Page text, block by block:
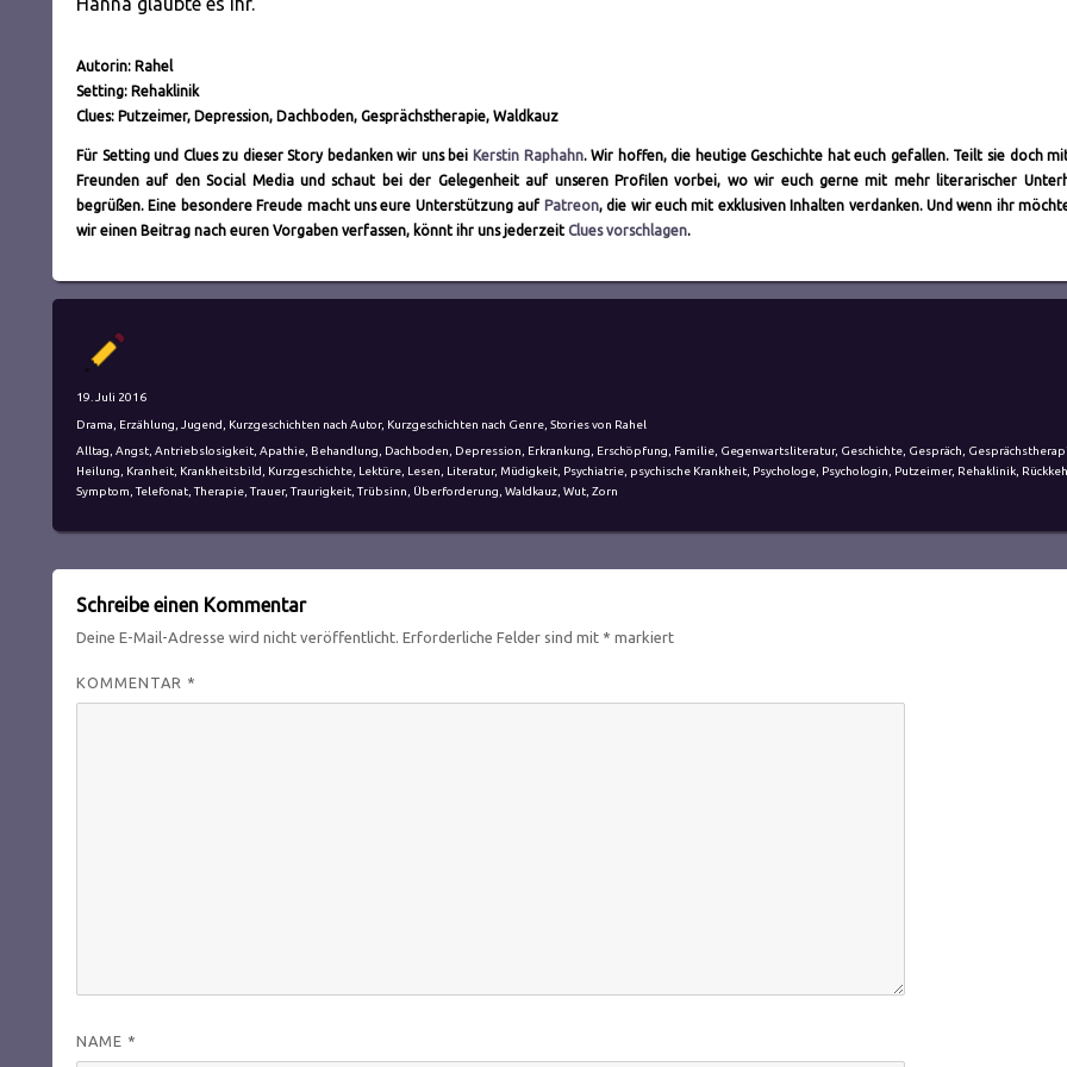
Autorin: Rahel
Setting: Rehaklinik
Clues: Putzeimer, Depression, Dachboden, Gesprächstherapie, Waldkauz
Für Setting und Clues zu dieser Story bedanken wir uns bei Kerstin Raphahn. Wir hoffen, die heutige Geschichte hat euch gefallen. Teilt sie doch
Freunden auf den Social Media und schaut bei der Gelegenheit auf unseren Profilen vorbei, wo wir euch gerne mit mehr literarischer
begrüßen. Eine besondere Freude macht uns eure Unterstützung auf Patreon, die wir euch mit exklusiven Inhalten verdanken. Und wenn ihr
wir einen Beitrag nach euren Vorgaben verfassen, könnt ihr uns jederzeit Clues vorschlagen.
Veröffentlicht
19. Juli 2016
Kategorien
Drama Erzählung Jugend Kurzgeschichten nach Autor, Kurzgeschichten nach Genre Stories von Rahel
Schlagwörter
Alltag Angst Antriebslosigkeit Apathie Behandlung Dachboden Depression Erkrankung Erschöpfung Familie Gegenwartsliteratur, Geschichte Gespräch
Heilung
Kranheit Krankheitsbild Kurzgeschichte Lektüre Lesen Literatur, Müdigkeit Psychiatrie psychische Krankheit Psychologe Psychologin Putzeimer, Rehaklinik
Symptom ,Telefonat ,Therapie ,Trauer,Traurigkeit ,Trübsinn Überforderung Waldkauz Wut Zorn
Schreibe einen Kommentar
Deine E-Mail-Adresse wird nicht veröffentlicht. Erforderliche Felder sind mit * markiert
KOMMENTAR *
NAME *